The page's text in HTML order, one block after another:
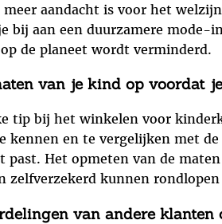
aandacht is voor het
bij aan een duurzamere
de planeet wordt verminderd.
van je kind op voordat
tip bij het winkelen voor
kennen en te vergelijken met
past. Het opmeten van de
zelfverzekerd kunnen
van andere